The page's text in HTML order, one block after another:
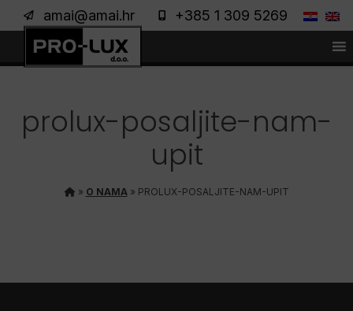
amai@amai.hr +385 1 309 5269
prolux-posaljite-nam-
upit
» O NAMA» PROLUX-POSALJITE-NAM-UPIT